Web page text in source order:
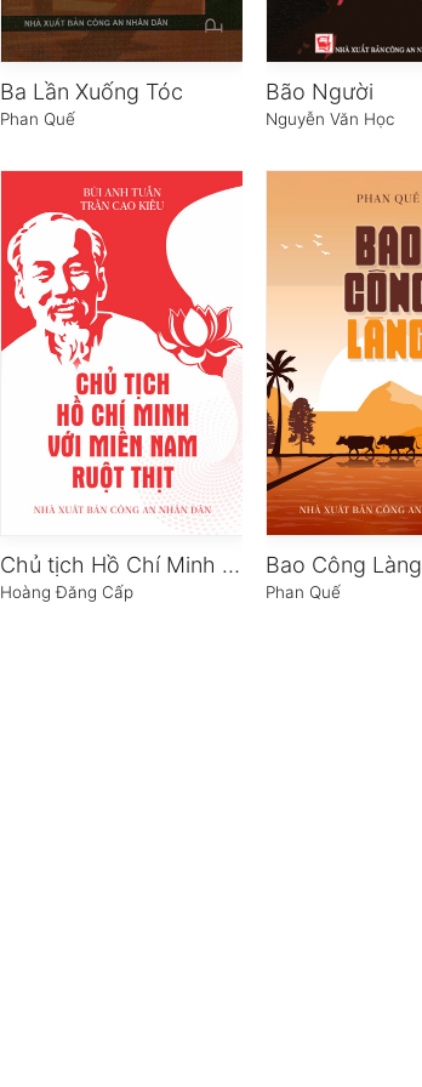
Ba Lần Xuống Tóc
Phan Quế
Bão Người
Nguyễn Văn Học
Chủ tịch Hồ Chí Minh với miền Nam ruột thịt
Hoàng Đăng Cấp
Bao Công Làng
Phan Quế